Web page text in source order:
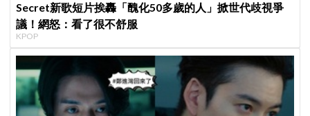
Secret新歌短片挨轟「醜化50多歲的人」掀世代歧視爭
議！網怒：看了很不舒服
KPOP